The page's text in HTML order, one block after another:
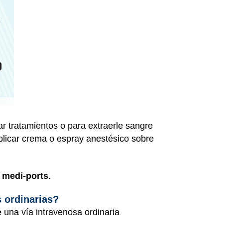
tratamientos o para extraerle sangre
crema o espray anestésico sobre
medi-ports.
ordinarias?
vía intravenosa ordinaria